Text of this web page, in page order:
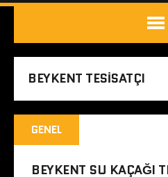
BEYKENT TESISATÇI
GENEL
BEYKENT SU KAÇAĞI